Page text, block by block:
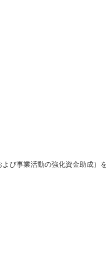
よび事業活動の強化資金助成）